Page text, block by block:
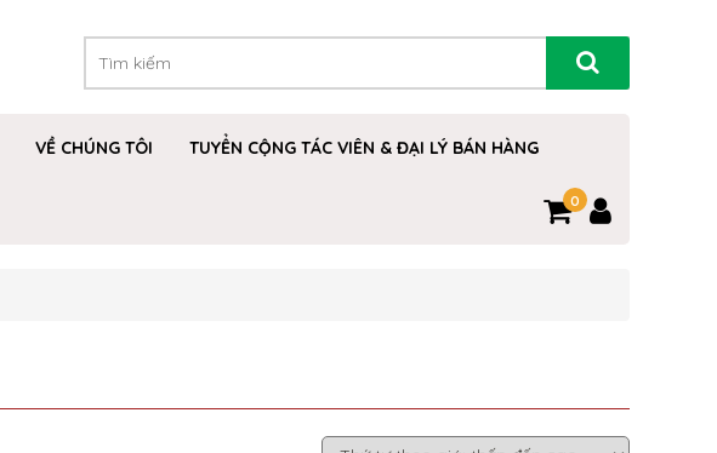
VỀ CHÚNG TÔI TUYỂN CỘNG TÁC VIÊN & ĐẠI LÝ BÁN HÀNG
0